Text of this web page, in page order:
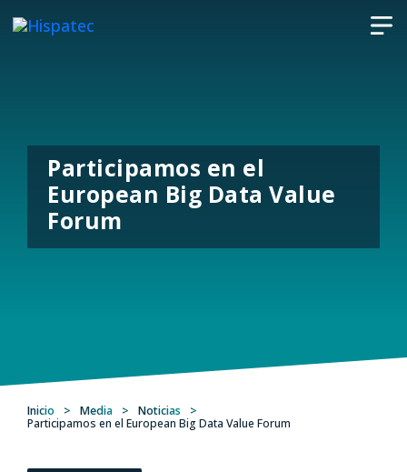
Participamos en el
European Big Data Value
Forum
Inicio > Media > Noticias
>
Participamos en el European Big Data Value Forum